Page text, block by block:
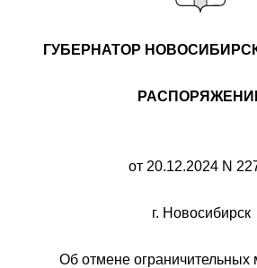
ГУБЕРНАТОР
от 20.12.2024 N
г. Новосибирск
Об отмене ограничительных